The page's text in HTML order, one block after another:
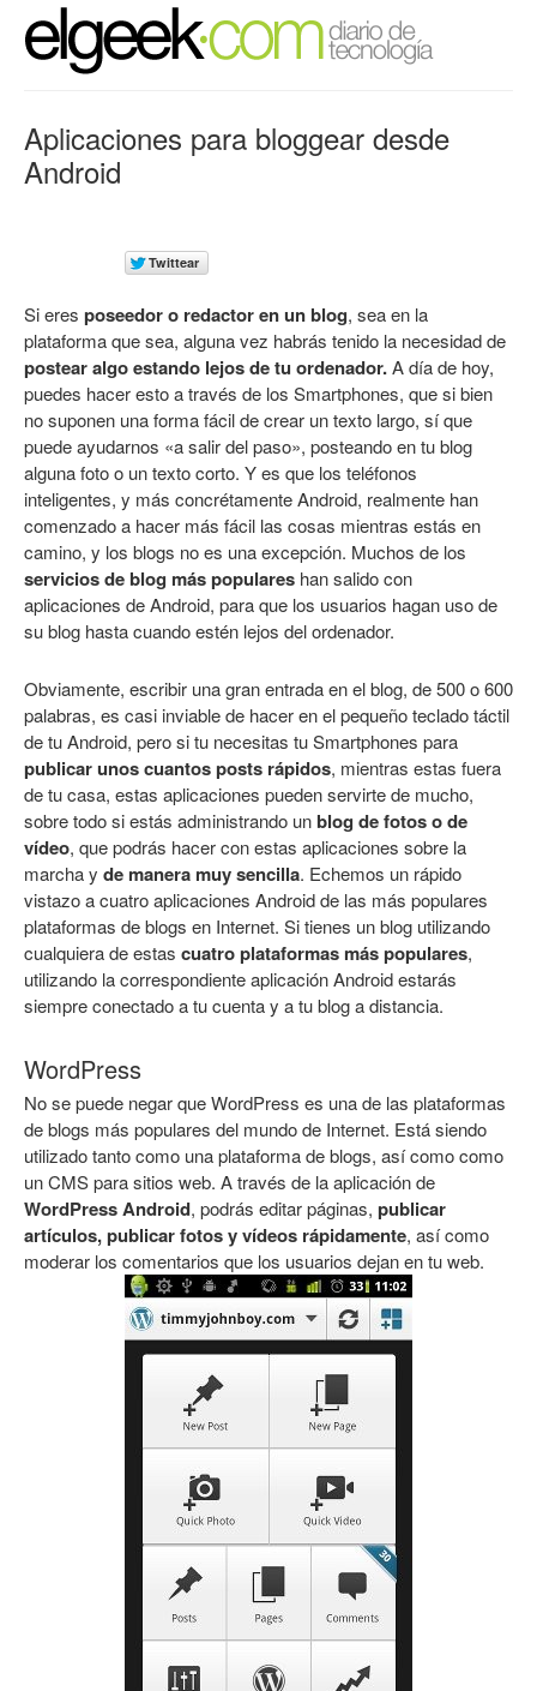
Aplicaciones para bloggear desde
Android
Si eres poseedor o redactor en un blog, sea en la
plataforma que sea, alguna vez habrás tenido la necesidad de
postear algo estando lejos de tu ordenador.A día de hoy,
puedes hacer esto a través de los Smartphones, que si bien
no suponen una forma fácil de crear un texto largo, sí que
puede ayudarnos «a salir del paso», posteando en tu blog
alguna foto o un texto corto. Y es que los teléfonos
inteligentes, y más concrétamente Android, realmente han
comenzado a hacer más fácil las cosas mientras estás en
camino, y los blogs no es una excepción. Muchos de los
servicios de blog más populares han salido con
aplicaciones de Android, para que los usuarios hagan uso de
su blog hasta cuando estén lejos del ordenador.
Obviamente, escribir una gran entrada en el blog, de 500 o 600
palabras, es casi inviable de hacer en el pequeño teclado táctil
de tu Android, pero si tu necesitas tu Smartphones para
publicar unos cuantos posts rápidos, mientras estas fuera
de tu casa, estas aplicaciones pueden servirte de mucho,
sobre todo si estás administrando unblog de fotos o de
vídeo, que podrás hacer con estas aplicaciones sobre la
marcha y de manera muy sencilla. Echemos un rápido
vistazo a cuatro aplicaciones Android de las más populares
plataformas de blogs en Internet. Si tienes un blog utilizando
cualquiera de estas cuatro plataformas más populares,
utilizando la correspondiente aplicación Android estarás
siempre conectado a tu cuenta y a tu blog a distancia.
WordPress
No se puede negar que WordPress es una de las plataformas
de blogs más populares del mundo de Internet. Está siendo
utilizado tanto como una plataforma de blogs, así como como
un CMS para sitios web. A través de la aplicación de
WordPress Android, podrás editar páginas, publicar
artículos, publicar fotos y vídeos rápidamente, así como
moderar los comentarios que los usuarios dejan en tu web.